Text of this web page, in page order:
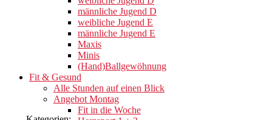
männliche Jugend D
weibliche Jugend E
männliche Jugend E
Maxis
Minis
(Hand)Ballgewöhnung
Fit & Gesund
Alle Stunden auf einen Blick
Angebot Montag
Fit in die Woche